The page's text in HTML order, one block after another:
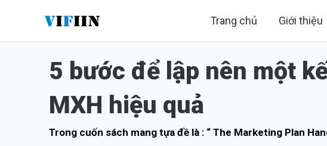
Trang chủ Giới thiệu
5 bước để lập nên một
MXH hiệu quả
Trong cuốn sách mang tựa đề là : “ The Marketing Plan